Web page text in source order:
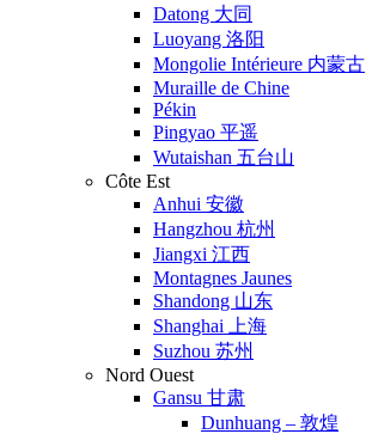
Datong 大同
Luoyang 洛阳
Mongolie Intérieure 内蒙古
Muraille de Chine
Pékin
Pingyao 平遥
Wutaishan 五台山
Côte Est
Anhui 安徽
Hangzhou 杭州
Jiangxi 江西
Montagnes Jaunes
Shandong 山东
Shanghai 上海
Suzhou 苏州
Nord Ouest
Gansu 甘肃
Dunhuang – 敦煌